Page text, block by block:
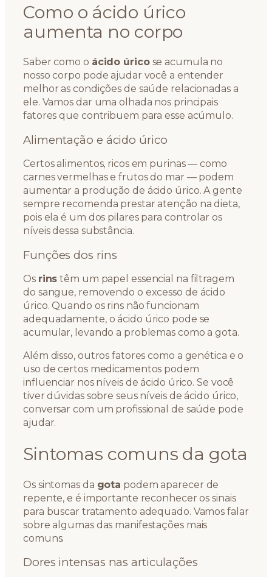
Como o ácido úrico
aumenta no corpo
Saber como o ácido úricose acumula no
nosso corpo pode ajudar você a entender
melhor as condições de saúde relacionadas a
ele. Vamos dar uma olhada nos principais
fatores que contribuem para esse acúmulo.
Alimentação e ácido úrico
Certos alimentos, ricos em purinas — como
carnes vermelhas e frutos do mar — podem
aumentar a produção de ácido úrico. A gente
sempre recomenda prestar atenção na dieta,
pois ela é um dos pilares para controlar os
níveis dessa substância.
Funções dos rins
Os rins têm um papel essencial na filtragem
do sangue, removendo o excesso de ácido
úrico. Quando os rins não funcionam
adequadamente, o ácido úrico pode se
acumular, levando a problemas como a gota.
Além disso, outros fatores como a genética e o
uso de certos medicamentos podem
influenciar nos níveis de ácido úrico. Se você
tiver dúvidas sobre seus níveis de ácido úrico,
conversar com um profissional de saúde pode
ajudar.
Sintomas comuns da gota
Os sintomas da gota podem aparecer de
repente, e é importante reconhecer os sinais
para buscar tratamento adequado. Vamos falar
sobre algumas das manifestações mais
comuns.
Dores intensas nas articulações